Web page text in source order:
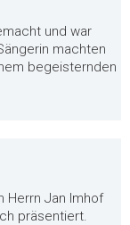
und war
machten
begeisternden
Herrn Jan Imhof
präsentiert.